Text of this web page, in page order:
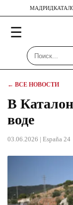
МАДРИД
☰
← ВСЕ НОВОСТИ
В
воде
03.06.2026 | España 24